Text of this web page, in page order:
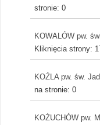
stronie: 0
KOWALÓW pw.
Kliknięcia strony:
KOŹLA pw. św.
na stronie: 0
KOŻUCHÓW pw.